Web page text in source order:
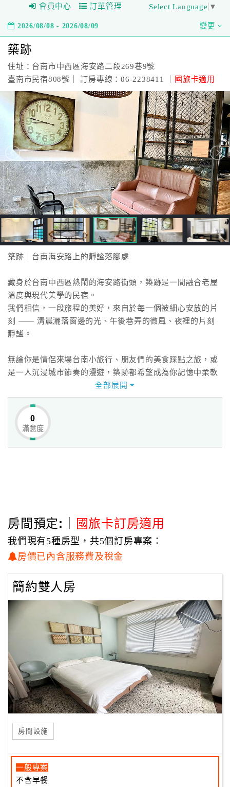
會員中心 訂單管理 Select Language ▼
2026/08/08 - 2026/08/09 變更
築跡
住址：台南市中西區海安路二段269巷9號
臺南市民宿808號｜ 訂房專線：06-2238411 ｜
國旅卡適用
築跡｜台南海安路上的靜謐落腳處
藏身於台南中西區熱鬧的海安路街頭，築跡是一間融合老屋
溫度與現代美學的民宿。
我們相信，一段旅程的美好，來自於每一個被細心安放的片
刻 —— 清晨灑落窗邊的光、午後巷弄的微風、夜裡的片刻
靜謐。
無論你是情侶來場台南小旅行、朋友們的美食踩點之旅，或
是一人沉浸城市節奏的漫遊，築跡都希望成為你記憶中柔軟
走出門就是台南最熱鬧的街區- 神農街、海安路、國華街，
白天感受市集人聲鼎沸，夜晚則沉浸在燈光與微醺氣息交織
的浪漫裡。
在築跡，你不只是過客，而是這座城市故事的一部分。
全部展開
0
滿意度
房間預定:｜ 國旅卡訂房適用
我們現有5種房型，共5個訂房專案：
房價已內含服務費及稅金
簡約雙人房
房間設施
一般專案
不含早餐